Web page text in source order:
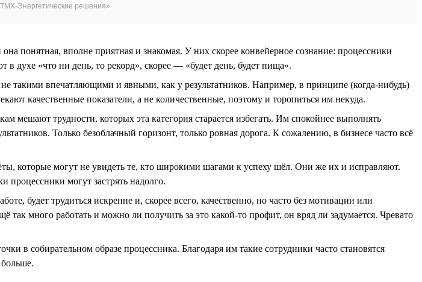
Энергетические решения»
понятная, вполне приятная и знакомая. У них скорее конвейерное сознание: процессники
духе «что ни день, то рекорд», скорее — «будет день, будет пища».
такими впечатляющими и явными, как у результатников. Например, в принципе (когда-нибудь)
качественные показатели, а не количественные, поэтому и торопиться им некуда.
мешают трудности, которых эта категория старается избегать. Им спокойнее выполнять
Только безоблачный горизонт, только ровная дорога. К сожалению, в бизнесе часто всё
которые могут не увидеть те, кто широкими шагами к успеху шёл. Они же их и исправляют.
процессники могут застрять надолго.
будет трудиться искренне и, скорее всего, качественно, но часто без мотивации или
много работать и можно ли получить за это какой-то профит, он вряд ли задумается. Чревато
в собирательном образе процессника. Благодаря им такие сотрудники часто становятся